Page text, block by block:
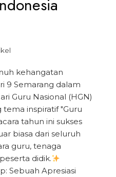
kehangatan
9 Semarang dalam
Guru Nasional (HGN)
inspiratif "Guru
tahun ini sukses
biasa dari seluruh
guru, tenaga
didik.​
Sebuah Apresiasi